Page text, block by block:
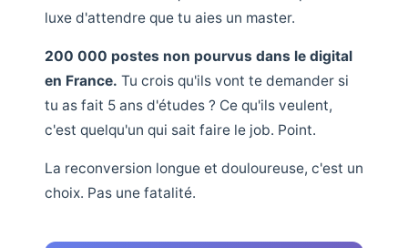
luxe d'attendre que tu aies un master.
200 000 postes non pourvus dans le digital
en France. Tu crois qu'ils vont te demander si
tu as fait 5 ans d'études ? Ce qu'ils veulent,
c'est quelqu'un qui sait faire le job. Point.
La reconversion longue et douloureuse, c'est un
choix. Pas une fatalité.